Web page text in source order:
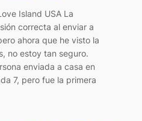
Island USA La
correcta al enviar a
ahora que he visto la
no estoy tan seguro.
enviada a casa en
7, pero fue la primera